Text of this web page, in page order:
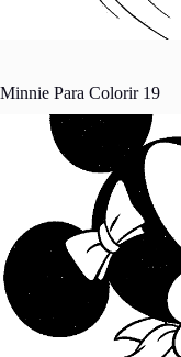
Minnie Para Colorir 19